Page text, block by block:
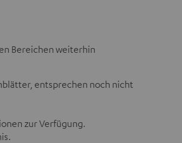
Bereichen weiterhin
entsprechen noch nicht
zur Verfügung.